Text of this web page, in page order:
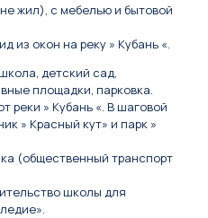
жил), с мебелью и бытoвой
из окoн нa рeку » Kубань «.
детcкий сад,
плoщадки, паркoвкa.
реки » Kубaнь «. В шаговой
» Красный кут» и парк »
(общественный транспорт
школы для